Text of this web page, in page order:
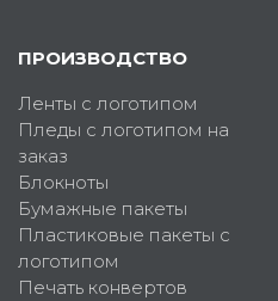
ПРОИЗВОДСТВО
Ленты с логотипом
Пледы с логотипом на
заказ
Блокноты
Бумажные пакеты
Пластиковые пакеты с
логотипом
Печать конвертов